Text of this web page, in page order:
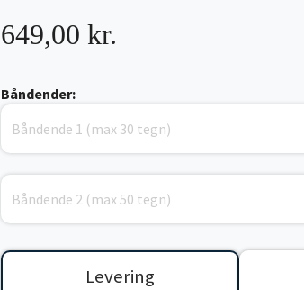
649,00 kr.
Båndender:
Levering